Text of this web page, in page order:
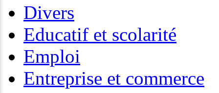
Divers
Educatif et scolarité
Emploi
Entreprise et commerce